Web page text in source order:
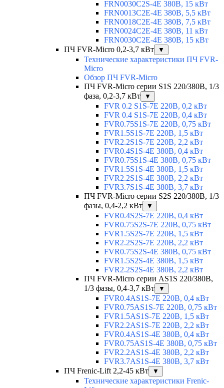
FRN0030C2S-4E 380В, 15 кВт
FRN0013C2E-4E 380В, 5,5 кВт
FRN0018C2E-4E 380В, 7,5 кВт
FRN0024C2E-4E 380В, 11 кВт
FRN0030C2E-4E 380В, 15 кВт
ПЧ FVR-Micro 0,2-3,7 кВт
▼
Технические характеристики ПЧ FVR-
Micro
Обзор ПЧ FVR-Micro
ПЧ FVR-Micro серии S1S 220/380В, 1/3
фаза, 0,2-3,7 кВт
▼
FVR 0.2 S1S-7E 220В, 0,2 кВт
FVR 0.4 S1S-7E 220В, 0,4 кВт
FVR0.75S1S-7E 220В, 0,75 кВт
FVR1.5S1S-7E 220В, 1,5 кВт
FVR2.2S1S-7E 220В, 2,2 кВт
FVR0.4S1S-4E 380В, 0,4 кВт
FVR0.75S1S-4E 380В, 0,75 кВт
FVR1.5S1S-4E 380В, 1,5 кВт
FVR2.2S1S-4E 380В, 2,2 кВт
FVR3.7S1S-4E 380В, 3,7 кВт
ПЧ FVR-Micro серии S2S 220/380В, 1/3
фазы, 0,4-2,2 кВт
▼
FVR0.4S2S-7E 220В, 0,4 кВт
FVR0.75S2S-7E 220В, 0,75 кВт
FVR1.5S2S-7E 220В, 1,5 кВт
FVR2.2S2S-7E 220В, 2,2 кВт
FVR0.75S2S-4E 380В, 0,75 кВт
FVR1.5S2S-4E 380В, 1,5 кВт
FVR2.2S2S-4E 380В, 2,2 кВт
ПЧ FVR-Micro серии AS1S 220/380В,
1/3 фазы, 0,4-3,7 кВт
▼
FVR0.4AS1S-7E 220В, 0,4 кВт
FVR0.75AS1S-7E 220В, 0,75 кВт
FVR1.5AS1S-7E 220В, 1,5 кВт
FVR2.2AS1S-7E 220В, 2,2 кВт
FVR0.4AS1S-4E 380В, 0,4 кВт
FVR0.75AS1S-4E 380В, 0,75 кВт
FVR2.2AS1S-4E 380В, 2,2 кВт
FVR3.7AS1S-4E 380В, 3,7 кВт
ПЧ Frenic-Lift 2,2-45 кВт
▼
Технические характеристики Frenic-